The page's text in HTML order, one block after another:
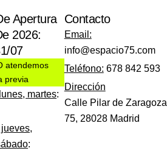
Apertura
2026:
07
atendemos
previa
martes:
:
Contacto
Email:
info@espacio75.com
Teléfono: 678 842 593
Dirección
Calle Pilar de Zaragoza
75, 28028 Madrid